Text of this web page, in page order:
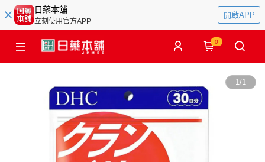
日藥本舖
立刻使用官方APP
開啟APP
0
1/1